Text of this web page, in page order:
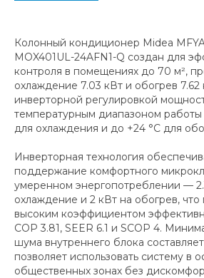
Колонный кондиционер Midea
MOX401UL-24AFN1-Q создан для
контроля в помещениях до 70 м²,
охлаждение 7.03 кВт и обогрев 7.62
инверторной регулировкой
температурным диапазоном работы
для охлаждения и до +24 °C для
Инверторная технология
поддержание комфортного
умеренном энергопотреблении —
охлаждение и 2 кВт на обогрев,
высоким коэффициентом
COP 3.81, SEER 6.1 и SCOP 4.
шума внутреннего блока
позволяет использовать систему в
общественных зонах без